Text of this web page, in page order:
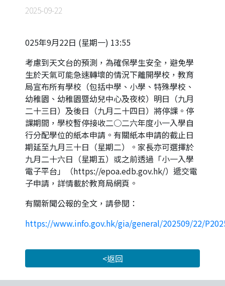
2025-09-22
025年9月22日 (星期一) 13:55
考慮到天文台的預測，為確保學生安全，避免學
生於天氣可能急速轉壞的情況下離開學校，教育
局宣布所有學校（包括中學、小學、特殊學校、
幼稚園、幼稚園暨幼兒中心及夜校）明日（九月
二十三日）及後日（九月二十四日）將停課。停
課期間，學校暫停接收二○二六年度小一入學自
行分配學位的紙本申請。有關紙本申請的截止日
期延至九月三十日（星期二）。家長亦可選擇於
九月二十六日（星期五）或之前透過「小一入學
電子平台」（https://epoa.edb.gov.hk/）遞交電
子申請，詳情載於教育局網頁。
有關新聞公報的全文，請參閱：
https://www.info.gov.hk/gia/general/202509/22/
<返回